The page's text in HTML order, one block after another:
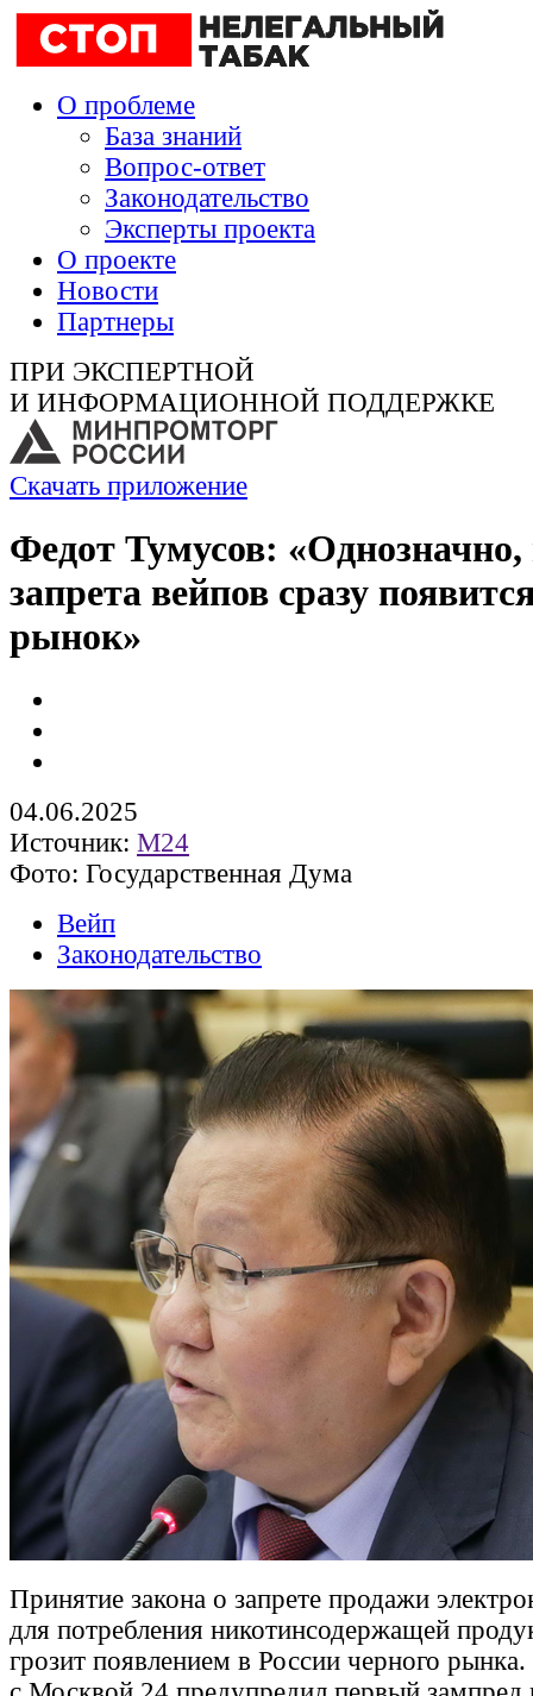
О проблеме
База знаний
Вопрос-ответ
Законодательство
Эксперты проекта
О проекте
Новости
Партнеры
ПРИ ЭКСПЕРТНОЙ
И ИНФОРМАЦИОННОЙ ПОДДЕРЖКЕ
Скачать приложение
Федот Тумусов: «Однозначно,
запрета вейпов сразу
рынок»
04.06.2025
Источник: М24
Фото: Государственная Дума
Вейп
Законодательство
Принятие закона о запрете продажи
для потребления никотинсодержащей
грозит появлением в России черного